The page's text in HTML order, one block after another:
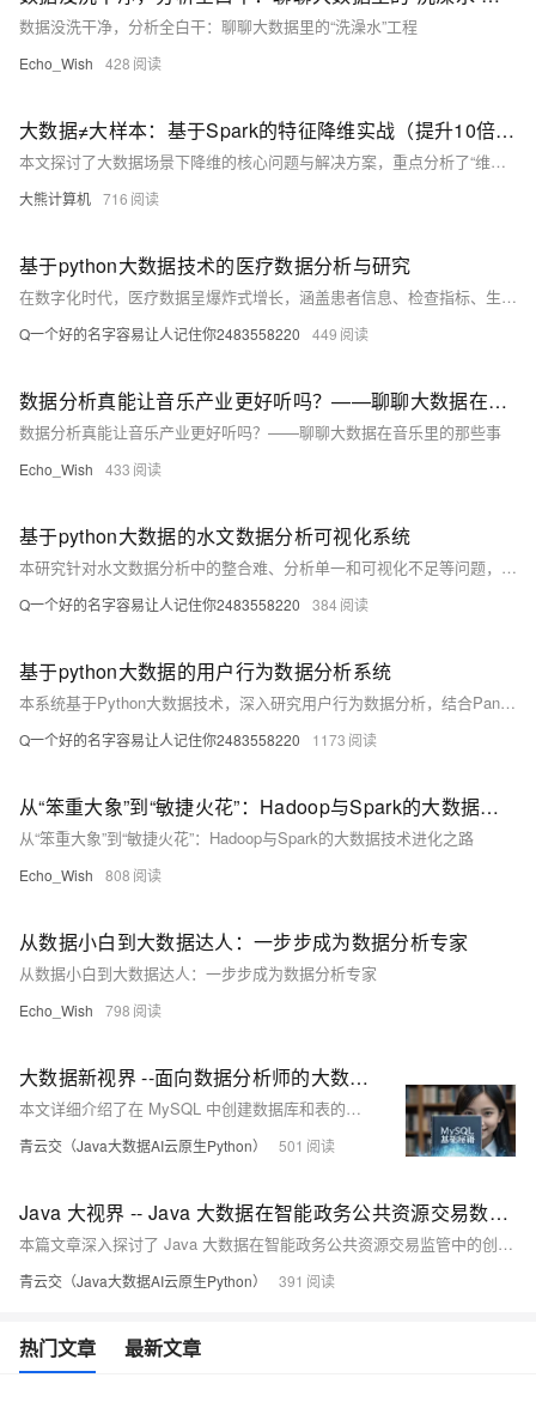
数据没洗干净，分析全白干：聊聊大数据里的“洗澡水”工程
Echo_Wish 428
大数据≠大样本：基于Spark的特征降维实战（提升10倍训练效率）
本文探讨了大数据场景下降维的核心问题与解决方案，重点分析了“维度灾难”对模型性能的影响及特征冗余的陷阱。通过数学证明与实际案例，揭示高维空间中样本稀疏性问题，并提出基于Spark的分布式降维技术选型与优化策略。文章详细展示了PCA在亿级用户画像中的应用，包括数据准备、核心实现与效果评估，同时深入探讨了协方差矩阵计算与特征值分解的并行优化方法。此外，还介绍了动态维度调整、非线性特征处理及降维与其他AI技术的协同效应，为生产环境提供了最佳实践指南。最终总结出降维的本质与工程实践原则，展望未来发展方向。
大熊计算机 716
基于python大数据技术的医疗数据分析与研究
在数字化时代，医疗数据呈爆炸式增长，涵盖患者信息、检查指标、生活方式等。大数据技术助力疾病预测、资源优化与智慧医疗发展，结合Python、MySQL与B/S架构，推动医疗系统高效实现。
Q一个好的名字容易让人记住你2483558220 449
数据分析真能让音乐产业更好听吗？——聊聊大数据在音乐里的那些事
数据分析真能让音乐产业更好听吗？——聊聊大数据在音乐里的那些事
Echo_Wish 433
基于python大数据的水文数据分析可视化系统
本研究针对水文数据分析中的整合难、分析单一和可视化不足等问题，提出构建基于Python的水文数据分析可视化系统。通过整合多源数据，结合大数据、云计算与人工智能技术，实现水文数据的高效处理、深度挖掘与直观展示，为水资源管理、防洪减灾和生态保护提供科学决策支持，具有重要的应用价值和社会意义。
Q一个好的名字容易让人记住你2483558220 384
基于python大数据的用户行为数据分析系统
本系统基于Python大数据技术，深入研究用户行为数据分析，结合Pandas、NumPy等工具提升数据处理效率，利用B/S架构与MySQL数据库实现高效存储与访问。研究涵盖技术背景、学术与商业意义、国内外研究现状及PyCharm、Python语言等关键技术，助力企业精准营销与产品优化，具有广泛的应用前景与社会价值。
Q一个好的名字容易让人记住你2483558220 1173
从“笨重大象”到“敏捷火花”：Hadoop与Spark的大数据技术进化之路
从“笨重大象”到“敏捷火花”：Hadoop与Spark的大数据技术进化之路
Echo_Wish 808
从数据小白到大数据达人：一步步成为数据分析专家
从数据小白到大数据达人：一步步成为数据分析专家
Echo_Wish 798
大数据新视界 --面向数据分析师的大数据大厂之 MySQL 基础秘籍：轻松创建数据库与表，踏入大数据殿堂
本文详细介绍了在 MySQL 中创建数据库和表的方法。包括安装 MySQL、用命令行和图形化工具创建数据库、选择数据库、创建表（含数据类型介绍与选择建议、案例分析、最佳实践与注意事项）以及查看数据库和表的内容。文章专业、严谨且具可操作性，对数据管理有实际帮助。
青云交（Java大数据AI云原生Python） 501
Java 大视界 -- Java 大数据在智能政务公共资源交易数据分析与监管中的应用（202）
本篇文章深入探讨了 Java 大数据在智能政务公共资源交易监管中的创新应用。通过构建高效的数据采集、智能分析与可视化决策系统，Java 大数据技术成功破解了传统监管中的数据孤岛、效率低下和监管滞后等难题，为公共资源交易打造了“智慧卫士”，助力政务监管迈向智能化、精准化新时代。
青云交（Java大数据AI云原生Python） 391
热门文章 最新文章